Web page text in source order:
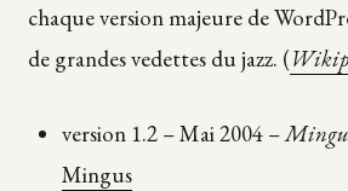
chaque version majeure de
de grandes vedettes du jazz. (
version 1.2 – Mai 2004 –
Mingus